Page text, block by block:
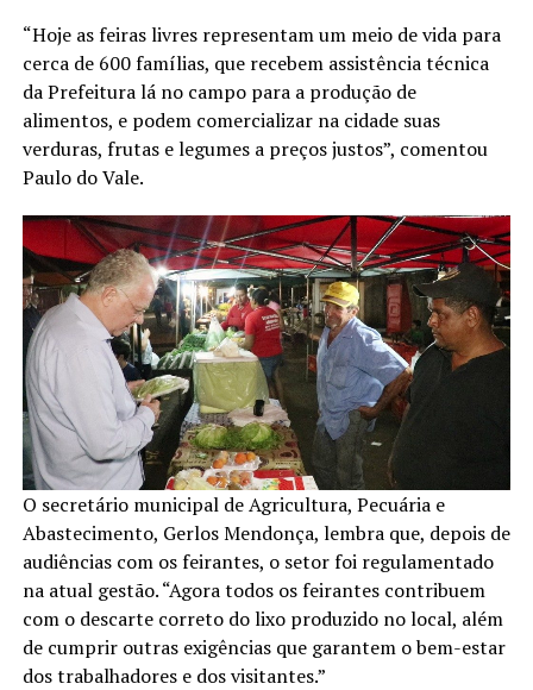
“Hoje as feiras livres representam um meio de vida para
cerca de 600 famílias, que recebem assistência técnica
da Prefeitura lá no campo para a produção de
alimentos, e podem comercializar na cidade suas
verduras, frutas e legumes a preços justos”, comentou
Paulo do Vale.
O secretário municipal de Agricultura, Pecuária e
Abastecimento, Gerlos Mendonça, lembra que, depois de
audiências com os feirantes, o setor foi regulamentado
na atual gestão. “Agora todos os feirantes contribuem
com o descarte correto do lixo produzido no local, além
de cumprir outras exigências que garantem o bem-estar
dos trabalhadores e dos visitantes.”